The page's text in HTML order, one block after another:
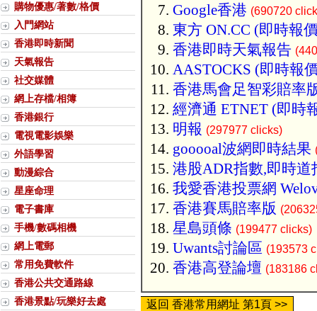
購物優惠/著數/格價
入門網站
香港即時新聞
天氣報告
社交媒體
網上存檔/相簿
香港銀行
電視電影娛樂
外語學習
動漫綜合
星座命理
電子書庫
手機/數碼相機
網上電郵
常用免費軟件
香港公共交通路線
香港景點/玩樂好去處
Google香港 (690720
東方 ON.CC (即時報
香港即時天氣報告
AASTOCKS (即時報
香港馬會足智彩賠率
經濟通 ETNET (即時
明報 (297977 clicks)
gooooal波網即時結果
港股ADR指數,即時道
我愛香港投票網
香港賽馬賠率版
星島頭條 (199477 clicks)
Uwants討論區 (193573
香港高登論壇 (183186
返回 香港常用網址 第1頁 >>